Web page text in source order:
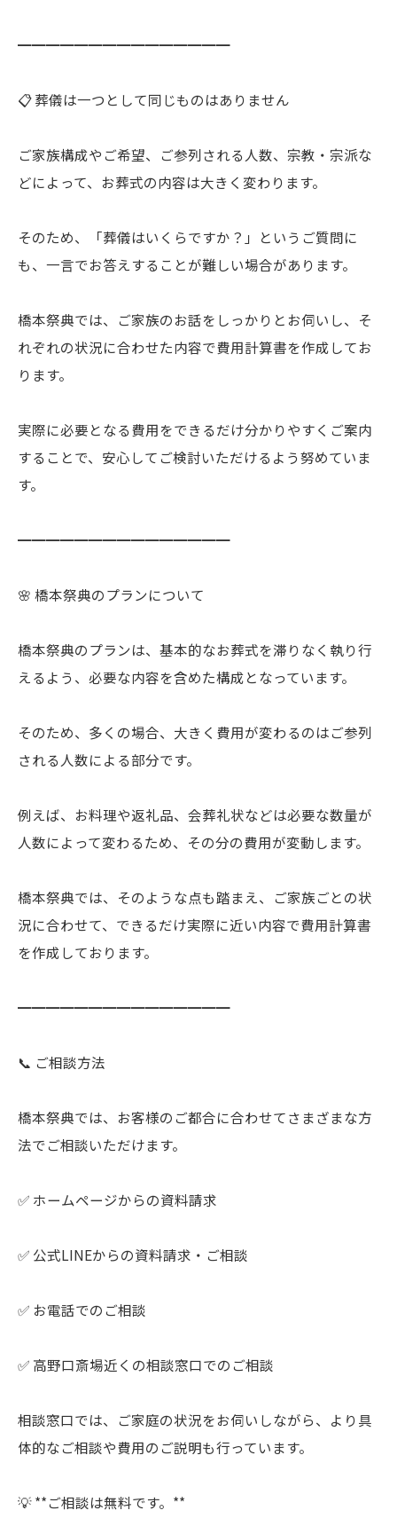
━━━━━━━━━━━━━━━
📋 葬儀は一つとして同じものはありません
ご家族構成やご希望、ご参列される人数、宗教・宗派な
どによって、お葬式の内容は大きく変わります。
そのため、「葬儀はいくらですか？」というご質問に
も、一言でお答えすることが難しい場合があります。
橋本祭典では、ご家族のお話をしっかりとお伺いし、そ
れぞれの状況に合わせた内容で費用計算書を作成してお
ります。
実際に必要となる費用をできるだけ分かりやすくご案内
することで、安心してご検討いただけるよう努めていま
す。
━━━━━━━━━━━━━━━
🌸 橋本祭典のプランについて
橋本祭典のプランは、基本的なお葬式を滞りなく執り行
えるよう、必要な内容を含めた構成となっています。
そのため、多くの場合、大きく費用が変わるのはご参列
される人数による部分です。
例えば、お料理や返礼品、会葬礼状などは必要な数量が
人数によって変わるため、その分の費用が変動します。
橋本祭典では、そのような点も踏まえ、ご家族ごとの状
況に合わせて、できるだけ実際に近い内容で費用計算書
を作成しております。
━━━━━━━━━━━━━━━
📞 ご相談方法
橋本祭典では、お客様のご都合に合わせてさまざまな方
法でご相談いただけます。
✅ ホームページからの資料請求
✅ 公式LINEからの資料請求・ご相談
✅ お電話でのご相談
✅ 高野口斎場近くの相談窓口でのご相談
相談窓口では、ご家庭の状況をお伺いしながら、より具
体的なご相談や費用のご説明も行っています。
💡 **ご相談は無料です。**